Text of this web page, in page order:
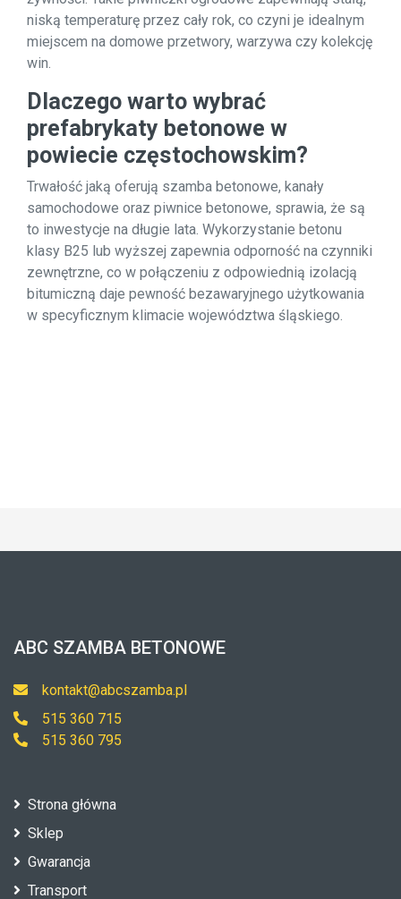
niską temperaturę przez cały rok, co czyni je idealnym
miejscem na domowe przetwory, warzywa czy kolekcję
win.
Dlaczego warto wybrać
prefabrykaty betonowe w
powiecie częstochowskim?
Trwałość jaką oferują szamba betonowe, kanały
samochodowe oraz piwnice betonowe, sprawia, że są
to inwestycje na długie lata. Wykorzystanie betonu
klasy B25 lub wyższej zapewnia odporność na czynniki
zewnętrzne, co w połączeniu z odpowiednią izolacją
bitumiczną daje pewność bezawaryjnego użytkowania
w specyficznym klimacie województwa śląskiego.
ABC SZAMBA BETONOWE
kontakt@abcszamba.pl
515 360 715
515 360 795
Strona główna
Sklep
Gwarancja
Transport